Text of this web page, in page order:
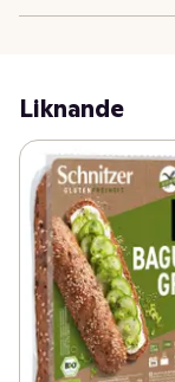
Liknande